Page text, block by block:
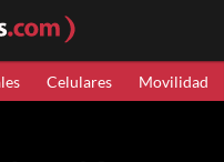
Celulares Movilidad